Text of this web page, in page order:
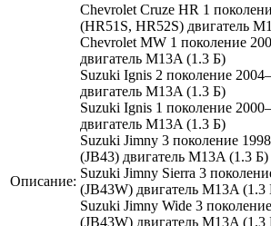
Описание:
Chevrolet Cruze HR 1
(HR51S, HR52S) двигатель
Chevrolet MW 1 поколение
двигатель M13A (1.3 Б)
Suzuki Ignis 2 поколение
двигатель M13A (1.3 Б)
Suzuki Ignis 1 поколение
двигатель M13A (1.3 Б)
Suzuki Jimny 3 поколение
(JB43) двигатель M13A (1.3 Б)
Suzuki Jimny Sierra 3
(JB43W) двигатель M13A (1.3
Suzuki Jimny Wide 3
(JB43W) двигатель M13A (1.3